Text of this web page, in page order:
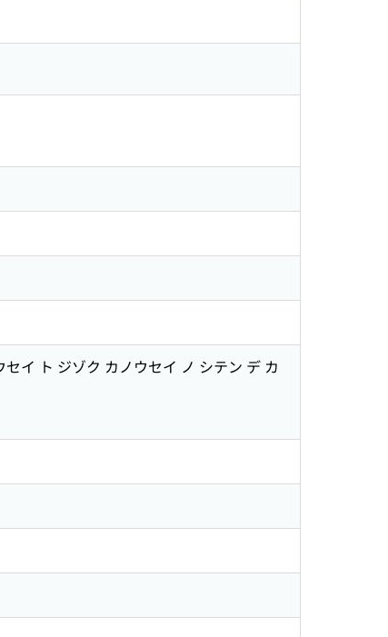
ト ジゾク カノウセイ ノ シテン デ カ